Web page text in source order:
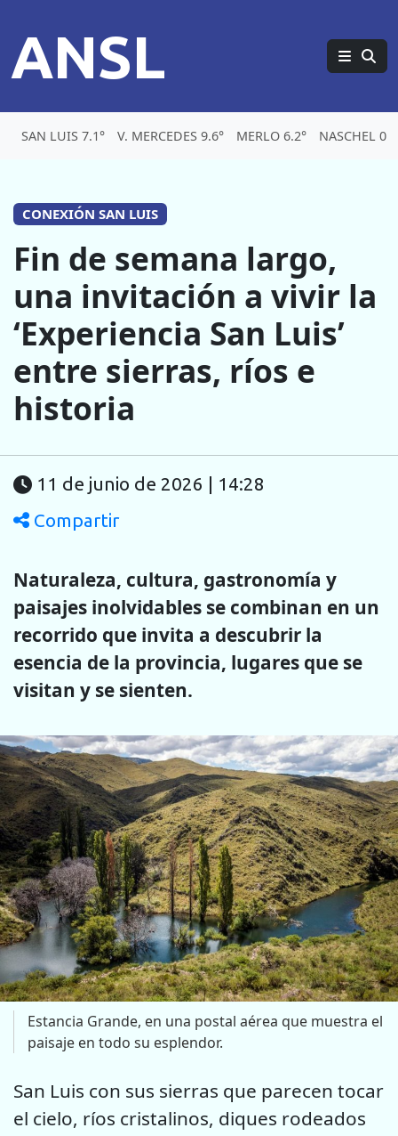
ANSL
SAN LUIS 7.1° V. MERCEDES 9.6° MERLO 6.2° NASCHEL
CONEXIÓN SAN LUIS
Fin de semana largo,
una invitación a vivir la
‘Experiencia San Luis’
entre sierras, ríos e
historia
11 de junio de 2026 | 14:28
Compartir
Naturaleza, cultura, gastronomía y
paisajes inolvidables se combinan en un
recorrido que invita a descubrir la
esencia de la provincia, lugares que se
visitan y se sienten.
Estancia Grande, en una postal aérea que muestra el
paisaje en todo su esplendor.
San Luis con sus sierras que parecen tocar
el cielo, ríos cristalinos, diques rodeados